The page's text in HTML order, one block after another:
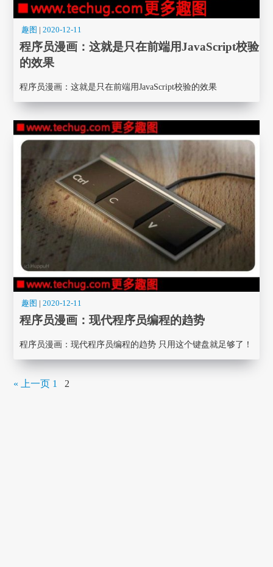
趣图 |2020-12-11
程序员漫画： 这就是只在前端用JavaScript校验
的效果
程序员漫画： 这就是只在前端用JavaScript校验的效果
趣图 |2020-12-11
程序员漫画： 现代程序员编程的趋势
程序员漫画： 现代程序员编程的趋势 只用这个键盘就足够了！
« 上一页 1 2